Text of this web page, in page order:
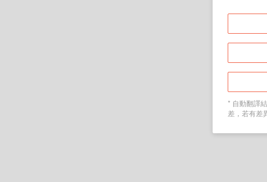
* 自動翻譯
差，若有差